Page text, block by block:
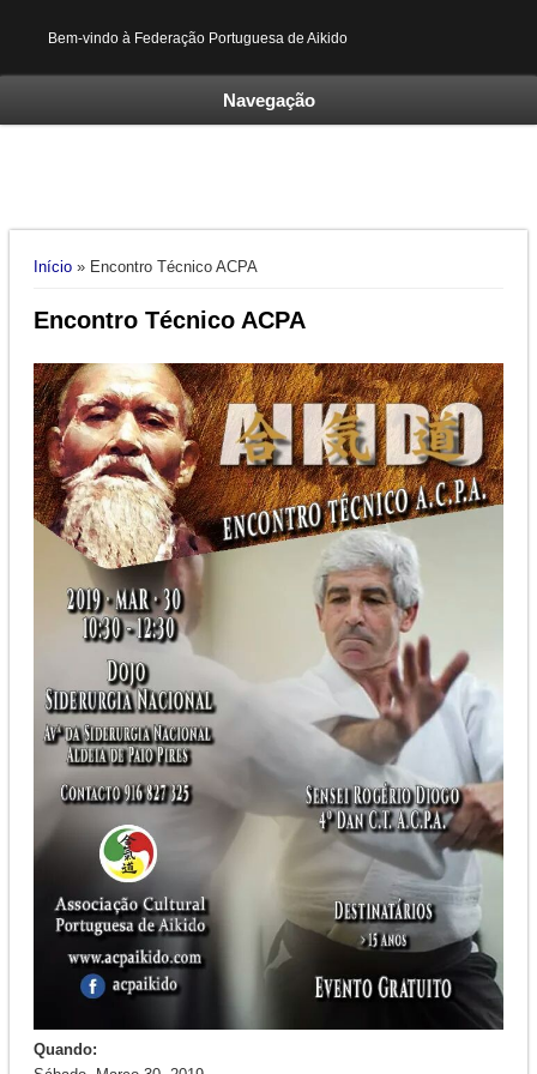
Bem-vindo à Federação Portuguesa de Aikido
Navegação
Está aqui
Início» Encontro Técnico ACPA
Encontro Técnico ACPA
Quando: